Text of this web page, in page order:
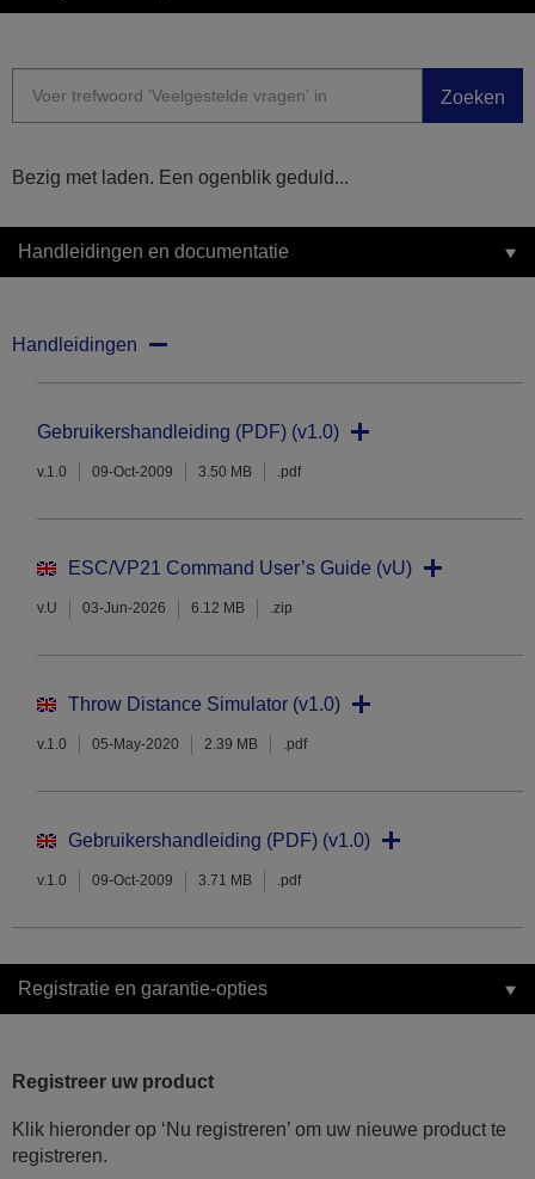
Zoeken
Bezig met laden. Een ogenblik geduld...
Handleidingen en documentatie
Handleidingen
Gebruikershandleiding (PDF) (v1.0)
v.1.0 09-Oct-2009 3.50 MB .pdf
ESC/VP21 Command User’s Guide (vU)
v.U 03-Jun-2026 6.12 MB .zip
Throw Distance Simulator (v1.0)
v.1.0 05-May-2020 2.39 MB .pdf
Gebruikershandleiding (PDF) (v1.0)
v.1.0 09-Oct-2009 3.71 MB .pdf
Registratie en garantie-opties
Registreer uw product
Klik hieronder op ‘Nu registreren’ om uw nieuwe product te
registreren.